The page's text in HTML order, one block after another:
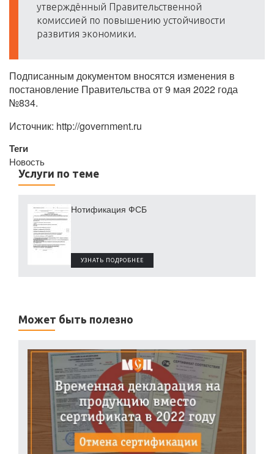
утверждённый Правительственной
комиссией по повышению устойчивости
развития экономики.
Подписанным документом вносятся изменения в
постановление Правительства от 9 мая 2022 года
№834.
Источник: http://government.ru
Теги
Новость
Услуги по теме
Нотификация ФСБ
УЗНАТЬ ПОДРОБНЕЕ
Может быть полезно